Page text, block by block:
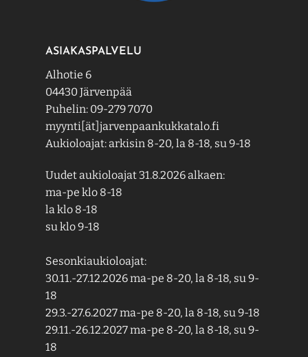
ASIAKASPALVELU
Alhotie 6
04430 Järvenpää
Puhelin: 09-279 7070
myynti[ät]jarvenpaankukkatalo.fi
Aukioloajat: arkisin 8-20, la 8-18, su 9-18
Uudet aukioloajat 31.8.2026 alkaen:
ma-pe klo 8-18
la klo 8-18
su klo 9-18
Sesonkiaukioloajat:
30.11.-27.12.2026 ma-pe 8-20, la 8-18, su 9-
18
29.3.-27.6.2027 ma-pe 8-20, la 8-18, su 9-18
29.11.-26.12.2027 ma-pe 8-20, la 8-18, su 9-
18